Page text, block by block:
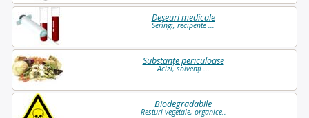
Deșeuri medicale
Seringi, recipente ...
Substanțe periculoase
Acizi, solvenți ...
Biodegradabile
Resturi vegetale, organice..